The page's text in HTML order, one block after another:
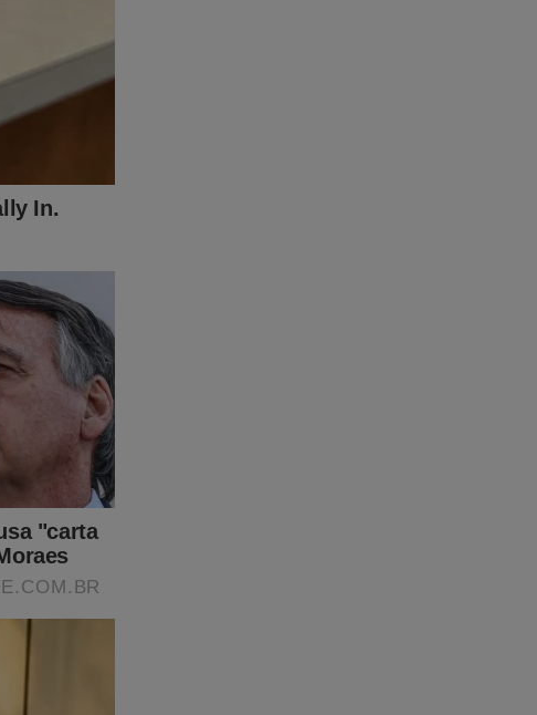
do passado
face de
como-o-